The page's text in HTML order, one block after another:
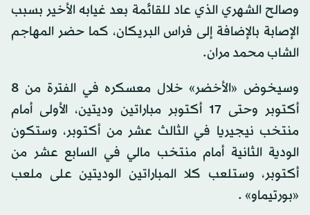
وصالح الشهري الذي عاد للقائمة بعد غيابه الأخير بسبب
الإصابة بالإضافة إلى فراس البريكان، كما حضر المهاجم
الشاب محمد مران.
وسيخوض «الأخضر» خلال معسكره في الفترة من 8
أكتوبر وحتى 17 أكتوبر مباراتين وديتين، الأولى أمام
منتخب نيجيريا في الثالث عشر من أكتوبر، وستكون
الودية الثانية أمام منتخب مالي في السابع عشر من
أكتوبر، وستلعب كلا المباراتين الوديتين على ملعب
«بورتيماو» .